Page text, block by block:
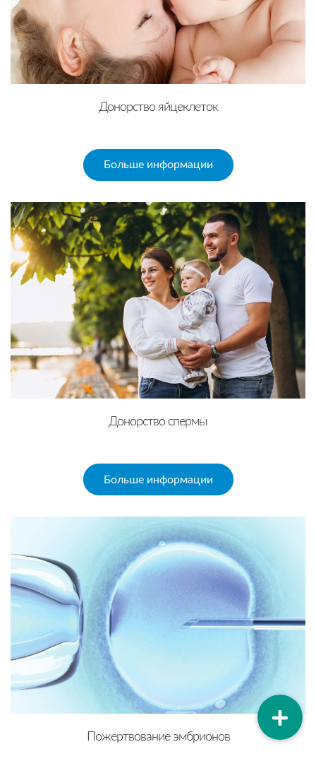
Донорство яйцеклеток
Больше информации
Донорство спермы
Больше информации
Пожертвование эмбрионов